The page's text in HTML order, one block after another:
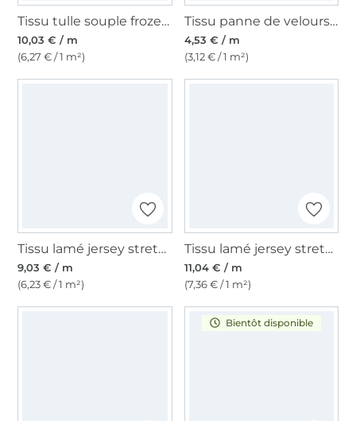
Tissu tulle souple frozen chrystals, rose fuchsia
10,03 € / m
(6,27 € / 1 m²)
Tissu panne de velours, bleu clair
4,53 € / m
(3,12 € / 1 m²)
Tissu lamé jersey stretch effet vinyle, turquoise
9,03 € / m
(6,23 € / 1 m²)
Tissu lamé jersey stretch effet vinyle Croco, argent
11,04 € / m
(7,36 € / 1 m²)
Bientôt disponible